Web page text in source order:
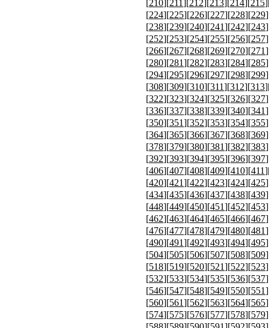
[210][211][212][213][214][215
[224][225][226][227][228][229
[238][239][240][241][242][243
[252][253][254][255][256][257
[266][267][268][269][270][271
[280][281][282][283][284][285
[294][295][296][297][298][299
[308][309][310][311][312][313
[322][323][324][325][326][327
[336][337][338][339][340][341
[350][351][352][353][354][355
[364][365][366][367][368][369
[378][379][380][381][382][383
[392][393][394][395][396][397
[406][407][408][409][410][411
[420][421][422][423][424][425
[434][435][436][437][438][439
[448][449][450][451][452][453
[462][463][464][465][466][467
[476][477][478][479][480][481
[490][491][492][493][494][495
[504][505][506][507][508][509
[518][519][520][521][522][523
[532][533][534][535][536][537
[546][547][548][549][550][551
[560][561][562][563][564][565
[574][575][576][577][578][579